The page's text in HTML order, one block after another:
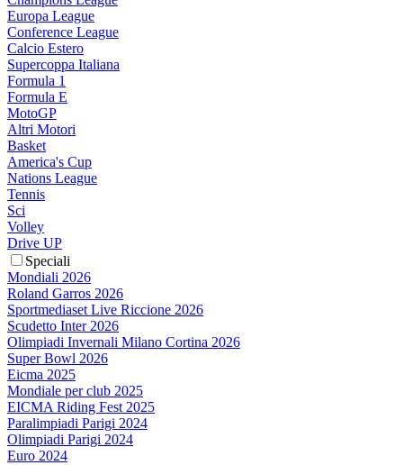
Europa League
Conference League
Calcio Estero
Supercoppa Italiana
Formula 1
Formula E
MotoGP
Altri Motori
Basket
America's Cup
Nations League
Tennis
Sci
Volley
Drive UP
Speciali
Mondiali 2026
Roland Garros 2026
Sportmediaset Live Riccione 2026
Scudetto Inter 2026
Olimpiadi Invernali Milano Cortina 2026
Super Bowl 2026
Eicma 2025
Mondiale per club 2025
EICMA Riding Fest 2025
Paralimpiadi Parigi 2024
Olimpiadi Parigi 2024
Euro 2024